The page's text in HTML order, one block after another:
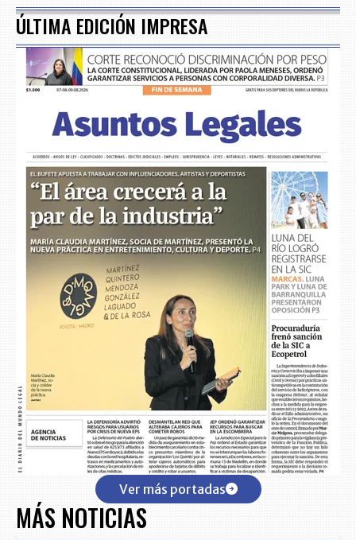
ÚLTIMA EDICIÓN IMPRESA
Ver más portadas
MÁS NOTICIAS